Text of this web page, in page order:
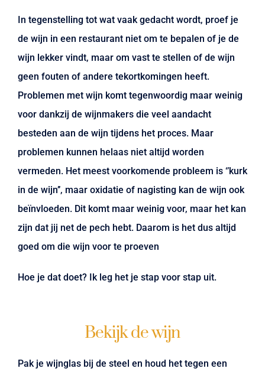
In tegenstelling tot wat vaak gedacht wordt, proef je
de wijn in een restaurant niet om te bepalen of je de
wijn lekker vindt, maar om vast te stellen of de wijn
geen fouten of andere tekortkomingen heeft.
Problemen met wijn komt tegenwoordig maar weinig
voor dankzij de wijnmakers die veel aandacht
besteden aan de wijn tijdens het proces. Maar
problemen kunnen helaas niet altijd worden
vermeden. Het meest voorkomende probleem is ‘’kurk
in de wijn’’, maar oxidatie of nagisting kan de wijn ook
beïnvloeden. Dit komt maar weinig voor, maar het kan
zijn dat jij net de pech hebt. Daarom is het dus altijd
goed om die wijn voor te proeven
Hoe je dat doet? Ik leg het je stap voor stap uit.
Bekijk de wijn
Pak je wijnglas bij de steel en houd het tegen een